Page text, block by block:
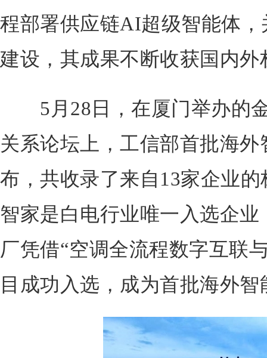
程部署供应链AI超级智能体
建设，其成果不断收获国内外
5月28日，在厦门举办的
关系论坛上，工信部首批海
布，共收录了来自13家企业
智家是白电行业唯一入选企
厂凭借“空调全流程数字互联
目成功入选，成为首批海外